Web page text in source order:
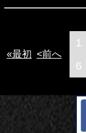
«最初 <前へ
1
6